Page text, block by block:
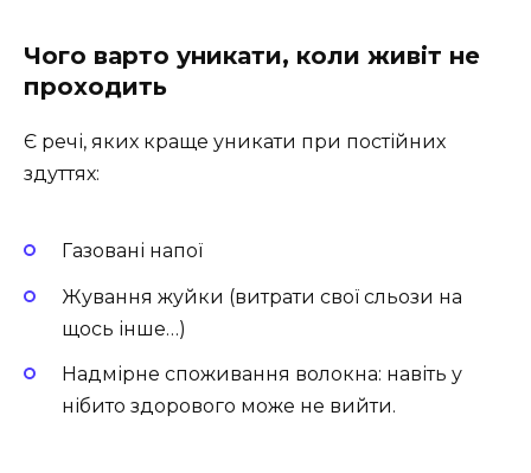
Чого варто уникати, коли живіт не
проходить
Є речі, яких краще уникати при постійних
здуттях:
Газовані напої
Жування жуйки (витрати свої сльози на
щось інше…)
Надмірне споживання волокна: навіть у
нібито здорового може не вийти.